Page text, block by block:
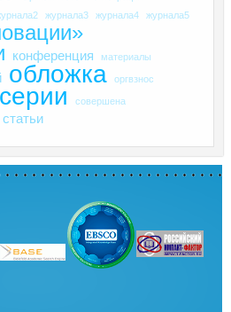
журнала3 журнала4 журнала5
конференция материалы
обложка оргвзнос
серии совершена
статьи